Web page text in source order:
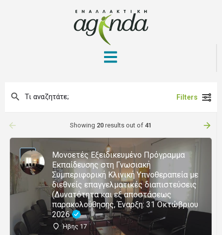
Filters
arrow_backward Showing 20 results out of 41 arrow_forward
Μονοετές Εξειδικευμένο Πρόγραμμα
Εκπαίδευσης στη Γνωσιακή
Συμπεριφορική Κλινική Υπνοθεραπεία με
διεθνείς επαγγελματικές διαπιστεύσεις
(Δυνατότητα και εξ αποστάσεως
παρακολούθησης, Έναρξη: 31 Οκτώβριου
2026
Ήβης 17